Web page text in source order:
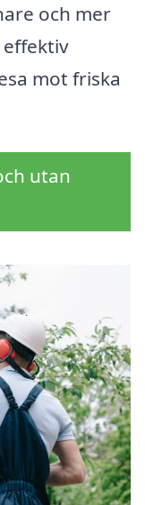
och mer
effektiv
mot friska
utan